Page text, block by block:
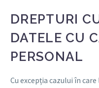
DREPTURI
DATELE CU
PERSONAL
Cu excepția cazului în